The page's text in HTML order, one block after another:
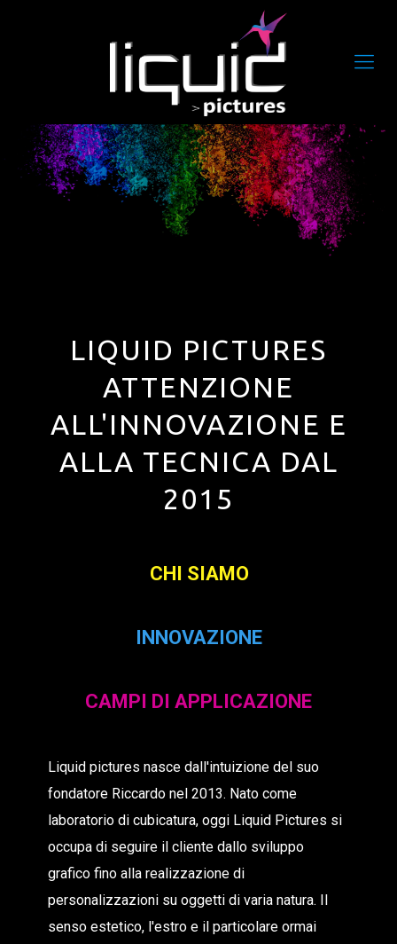
LIQUID PICTURES
ATTENZIONE
ALL'INNOVAZIONE E
ALLA TECNICA DAL
2015
CHI SIAMO
INNOVAZIONE
CAMPI DI APPLICAZIONE
Liquid pictures nasce dall'intuizione del suo
fondatore Riccardo nel 2013. Nato come
laboratorio di cubicatura, oggi Liquid Pictures si
occupa di seguire il cliente dallo sviluppo
grafico fino alla realizzazione di
personalizzazioni su oggetti di varia natura. Il
senso estetico, l'estro e il particolare ormai